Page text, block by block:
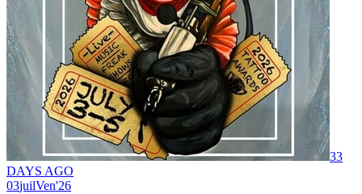
33
DAYS AGO
03juilVen'26